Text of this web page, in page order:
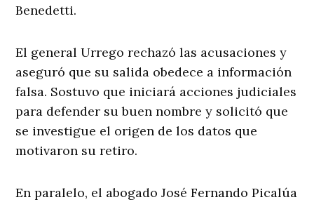
Benedetti.
El general Urrego rechazó las acusaciones y
aseguró que su salida obedece a información
falsa. Sostuvo que iniciará acciones judiciales
para defender su buen nombre y solicitó que
se investigue el origen de los datos que
motivaron su retiro.
En paralelo, el abogado José Fernando Picalúa